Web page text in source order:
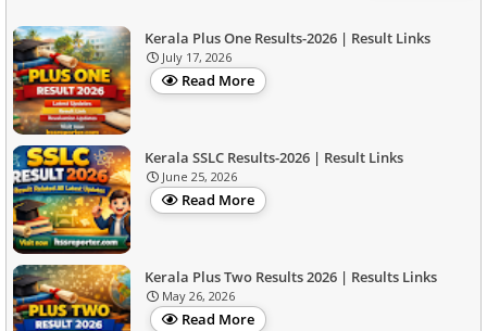
Kerala Plus One Results-2026 | Result Links
July 17, 2026
Read More
Kerala SSLC Results-2026 | Result Links
June 25, 2026
Read More
Kerala Plus Two Results 2026 | Results Links
May 26, 2026
Read More